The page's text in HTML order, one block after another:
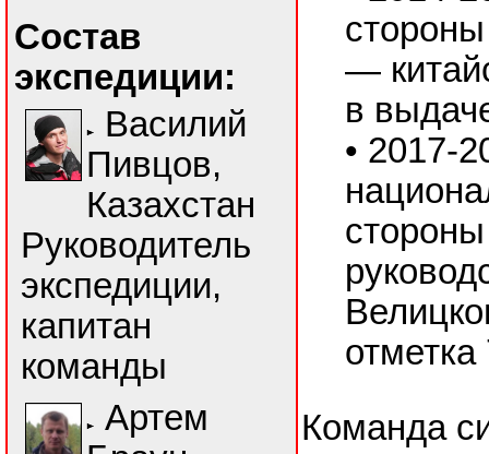
Состав
экспедиции:
Василий
Пивцов,
Казахстан
Руководитель
экспедиции,
капитан
команды
Артем
—
в
• 2017-
Команда